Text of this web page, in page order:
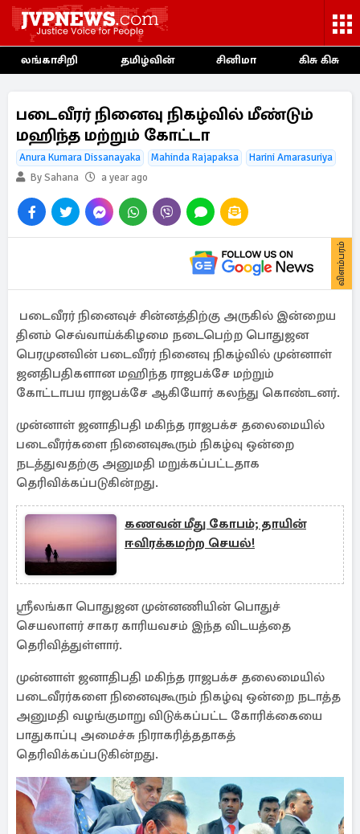
லங்காசிறி தமிழ்வின் சினிமா கிசு கிசு
படைவீரர் நினைவு நிகழ்வில் மீண்டும்
மஹிந்த மற்றும் கோட்டா
Anura Kumara Dissanayaka Mahinda Rajapaksa
Harini Amarasuriya
By Sahana
a year ago
விளம்பரம்
படைவீரர் நினைவுச் சின்னத்திற்கு அருகில் இன்றைய
தினம் செவ்வாய்க்கிழமை நடைபெற்ற பொதுஜன
பெரமுனவின் படைவீரர் நினைவு நிகழ்வில் முன்னாள்
ஜனதிபதிகளான மஹிந்த ராஜபக்சே மற்றும்
கோட்டாபய ராஜபக்சே ஆகியோர் கலந்து கொண்டனர்.
முன்னாள் ஜனாதிபதி மகிந்த ராஜபக்ச தலைமையில்
படைவீரர்களை நினைவுகூரும் நிகழ்வு ஒன்றை
நடத்துவதற்கு அனுமதி மறுக்கப்பட்டதாக
தெரிவிக்கப்படுகின்றது.
கணவன் மீது கோபம்; தாயின்
ஈவிரக்கமற்ற செயல்!
ஶ்ரீலங்கா பொதுஜன முன்னணியின் பொதுச்
செயலாளர் சாகர காரியவசம் இந்த விடயத்தை
தெரிவித்துள்ளார்.
முன்னாள் ஜனாதிபதி மகிந்த ராஜபக்ச தலைமையில்
படைவீரர்களை நினைவுகூரும் நிகழ்வு ஒன்றை நடாத்த
அனுமதி வழங்குமாறு விடுக்கப்பட்ட கோரிக்கையை
பாதுகாப்பு அமைச்சு நிராகரித்ததாகத்
தெரிவிக்கப்படுகின்றது.